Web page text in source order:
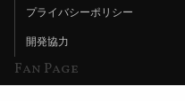
プライバシーポリシー
開発協力
Fan Page